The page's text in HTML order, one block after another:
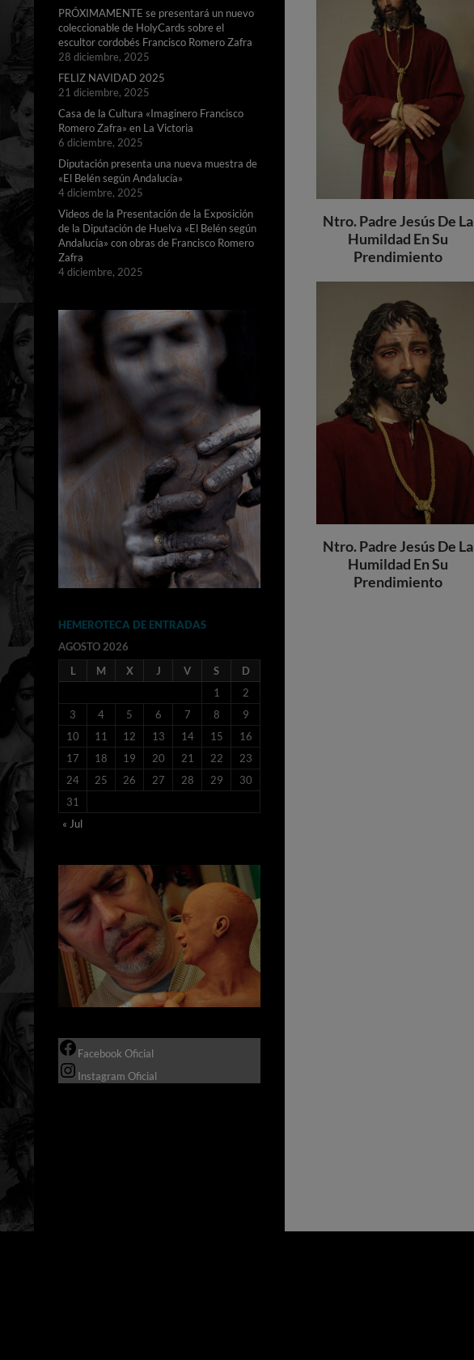
Ntro. Padre Jesús De La
Humildad En Su
Prendimiento
Ntro. Padre Jesús De La
Humildad En Su
Prendimiento
PRÓXIMAMENTE se presentará un nuevo
coleccionable de HolyCards sobre el
escultor cordobés Francisco Romero Zafra
28 diciembre, 2025
FELIZ NAVIDAD 2025
21 diciembre, 2025
Casa de la Cultura «Imaginero Francisco
Romero Zafra» en La Victoria
6 diciembre, 2025
Diputación presenta una nueva muestra de
«El Belén según Andalucía»
4 diciembre, 2025
Videos de la Presentación de la Exposición
de la Diputación de Huelva «El Belén según
Andalucía» con obras de Francisco Romero
Zafra
4 diciembre, 2025
HEMEROTECA DE ENTRADAS
AGOSTO 2026
L
M X J V S
D
1
2
3
4 5 6 7 8
9
10
11 12 13 14 15
16
17
18 19 20 21 22
23
24
25 26 27 28 29
30
31
« Jul
Facebook Oficial
Instagram Oficial